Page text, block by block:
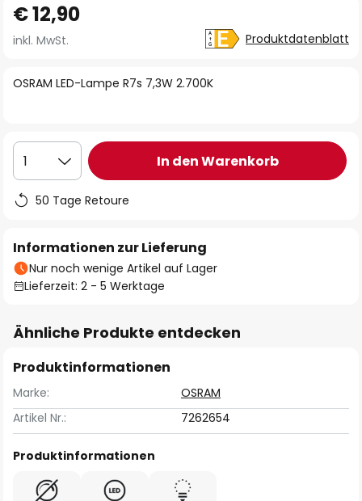
Anfang
der
springen
OSRAM LED-Lampe R7s 7,3W 2.700K
€ 12,90
inkl. MwSt. Produktdatenblatt
1 In den Warenkorb
50 Tage Retoure
Informationen zur Lieferung
Nur noch wenige Artikel auf Lager
Lieferzeit: 2 - 5 Werktage
Ähnliche Produkte entdecken
Produktinformationen
Marke:
OSRAM
Artikel Nr.:
7262654
Produktinformationen